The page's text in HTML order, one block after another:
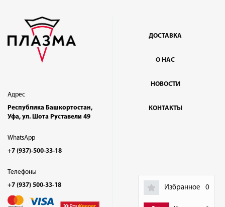
Избранное 0
Адрес
Республика Башкортостан,
Уфа, ул. Шота Руставели 49
WhatsApp
+7 (937)-500-33-18
Телефоны
+7 (937) 500-33-18
ДОСТАВКА
О НАС
НОВОСТИ
КОНТАКТЫ